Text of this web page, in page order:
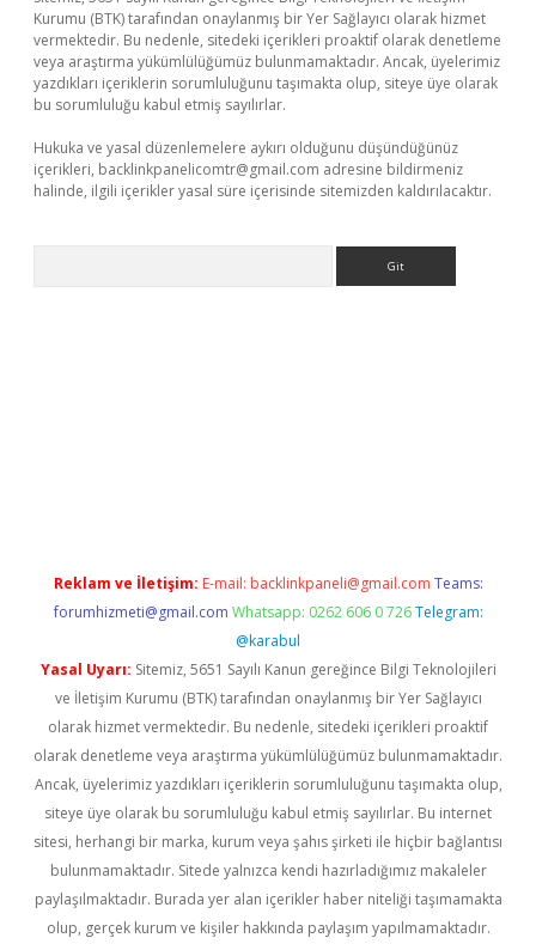
Kurumu (BTK) tarafından onaylanmış bir Yer Sağlayıcı olarak hizmet
vermektedir. Bu nedenle, sitedeki içerikleri proaktif olarak denetleme
veya araştırma yükümlülüğümüz bulunmamaktadır. Ancak, üyelerimiz
yazdıkları içeriklerin sorumluluğunu taşımakta olup, siteye üye olarak
bu sorumluluğu kabul etmiş sayılırlar.
Hukuka ve yasal düzenlemelere aykırı olduğunu düşündüğünüz
içerikleri, backlinkpanelicomtr@gmail.com adresine bildirmeniz
halinde, ilgili içerikler yasal süre içerisinde sitemizden kaldırılacaktır.
Reklam ve İletişim: E-mail: backlinkpaneli@gmail.com Teams:
forumhizmeti@gmail.com Whatsapp: 0262 606 0 726 Telegram:
@karabul
Yasal Uyarı: Sitemiz, 5651 Sayılı Kanun gereğince Bilgi Teknolojileri
ve İletişim Kurumu (BTK) tarafından onaylanmış bir Yer Sağlayıcı
olarak hizmet vermektedir. Bu nedenle, sitedeki içerikleri proaktif
olarak denetleme veya araştırma yükümlülüğümüz bulunmamaktadır.
Ancak, üyelerimiz yazdıkları içeriklerin sorumluluğunu taşımakta olup,
siteye üye olarak bu sorumluluğu kabul etmiş sayılırlar. Bu internet
sitesi, herhangi bir marka, kurum veya şahıs şirketi ile hiçbir bağlantısı
bulunmamaktadır. Sitede yalnızca kendi hazırladığımız makaleler
paylaşılmaktadır. Burada yer alan içerikler haber niteliği taşımamakta
olup, gerçek kurum ve kişiler hakkında paylaşım yapılmamaktadır.